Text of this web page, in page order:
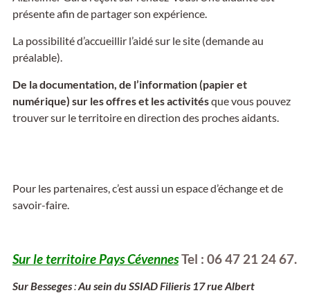
présente afin de partager son expérience.
La possibilité d’accueillir l’aidé sur le site (demande au
préalable).
De la documentation, de l’information (papier et
numérique) sur les offres et les activitésque vous pouvez
trouver sur le territoire en direction des proches aidants.
Pour les partenaires, c’est aussi un espace d’échange et de
savoir-faire.
Sur le territoire Pays CévennesTel : 06 47 21 24 67.
Sur Besseges:Au sein du SSIAD Filieris 17 rue Albert